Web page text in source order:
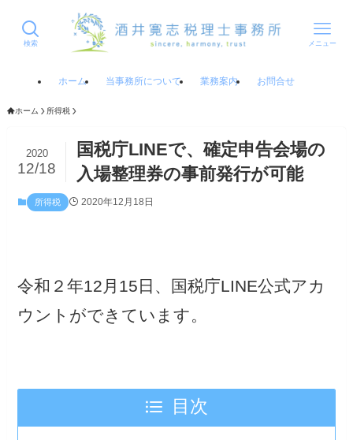
検索 メニュー
ホーム 当事務所について 業務案内 お問合せ
ホーム 所得税
国税庁LINEで、確定申告会場の
入場整理券の事前発行が可能
2020
12/18
所得税 2020年12月18日
令和２年12月15日、国税庁LINE公式アカ
ウントができています。
目次